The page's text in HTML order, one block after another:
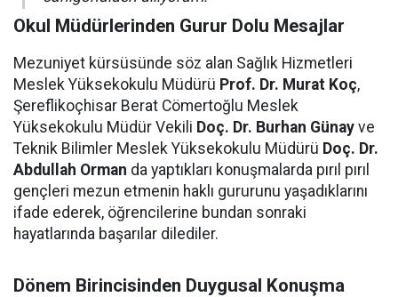
Okul Müdürlerinden Gurur Dolu Mesajlar
Mezuniyet kürsüsünde söz alan Sağlık Hizmetleri
Meslek Yüksekokulu Müdürü Prof. Dr. Murat Koç,
Şereflikoçhisar Berat Cömertoğlu Meslek
Yüksekokulu Müdür Vekili Doç. Dr. Burhan Günay ve
Teknik Bilimler Meslek Yüksekokulu Müdürü Doç. Dr.
Abdullah Orman da yaptıkları konuşmalarda pırıl pırıl
gençleri mezun etmenin haklı gururunu yaşadıklarını
ifade ederek, öğrencilerine bundan sonraki
hayatlarında başarılar dilediler.
Dönem Birincisinden Duygusal Konuşma